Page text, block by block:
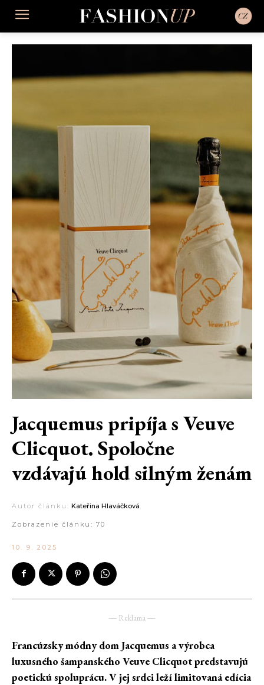
Jacquemus pripíja s Veuve
Clicquot. Spoločne
vzdávajú hold silným ženám
Autor článku: Kateřina Hlaváčková
Zobrazenie článku: 70
10. 9. 2025
― Reklama ―
Francúzsky módny dom Jacquemus a výrobca
luxusného šampanského Veuve Clicquot predstavujú
poetickú spoluprácu. V jej srdci leží limitovaná edícia